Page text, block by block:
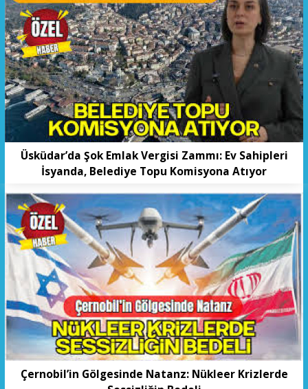
Üsküdar’da Şok Emlak Vergisi Zammı: Ev Sahipleri
İsyanda, Belediye Topu Komisyona Atıyor
Çernobil’in Gölgesinde Natanz: Nükleer Krizlerde